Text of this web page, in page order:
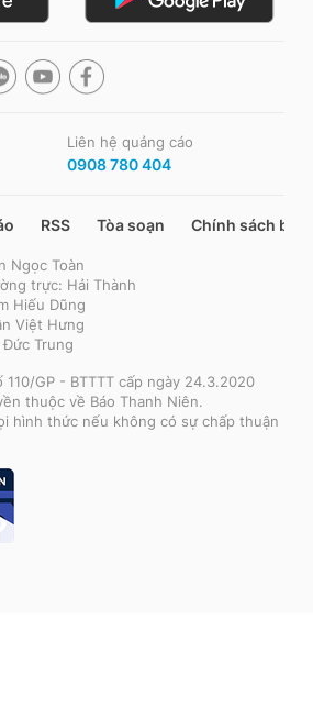
Liên hệ quảng cáo
0908 780 404
RSS Tòa soạn Chính sách bảo
Ngọc Toàn
trực: Hải Thành
Hiếu Dũng
Việt Hưng
Trung
GP - BTTTT cấp ngày 24.3.2020
thuộc về Báo Thanh Niên.
hình thức nếu không có sự chấp thuận